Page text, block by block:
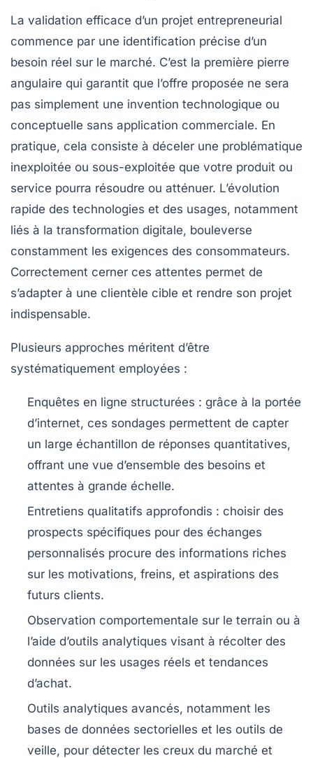
La validation efficace d’un projet entrepreneurial
commence par une identification précise d’un
besoin réel sur le marché. C’est la première pierre
angulaire qui garantit que l’offre proposée ne sera
pas simplement une invention technologique ou
conceptuelle sans application commerciale. En
pratique, cela consiste à déceler une problématique
inexploitée ou sous-exploitée que votre produit ou
service pourra résoudre ou atténuer. L’évolution
rapide des technologies et des usages, notamment
liés à la transformation digitale, bouleverse
constamment les exigences des consommateurs.
Correctement cerner ces attentes permet de
s’adapter à une clientèle cible et rendre son projet
indispensable.
Plusieurs approches méritent d’être
systématiquement employées :
Enquêtes en ligne structurées : grâce à la portée
d’internet, ces sondages permettent de capter
un large échantillon de réponses quantitatives,
offrant une vue d’ensemble des besoins et
attentes à grande échelle.
Entretiens qualitatifs approfondis : choisir des
prospects spécifiques pour des échanges
personnalisés procure des informations riches
sur les motivations, freins, et aspirations des
futurs clients.
Observation comportementale sur le terrain ou à
l’aide d’outils analytiques visant à récolter des
données sur les usages réels et tendances
d’achat.
Outils analytiques avancés, notamment les
bases de données sectorielles et les outils de
veille, pour détecter les creux du marché et